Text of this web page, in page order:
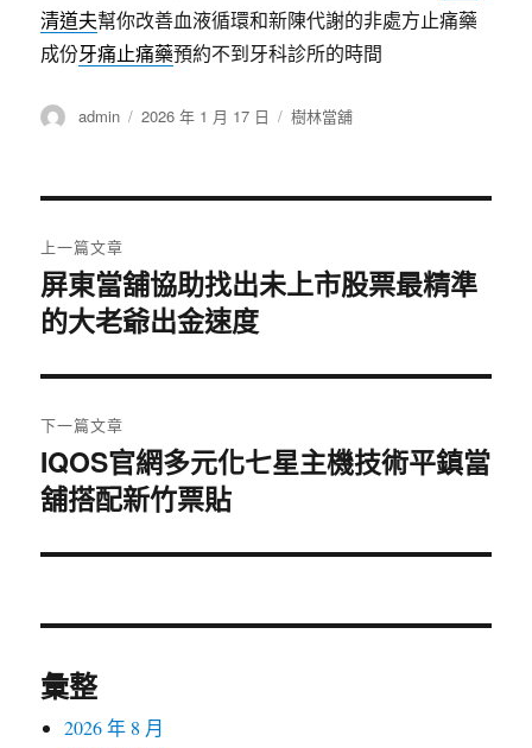
清道夫幫你改善血液循環和新陳代謝的非處方止痛藥
成份牙痛止痛藥預約不到牙科診所的時間
作
admin
發
2026 年 1 月 17 日
分
樹林當舖
章
導
覽
上一篇文章
上
一
文
章:
屏東當舖協助找出未上市股票最精準
的大老爺出金速度
下一篇文章
下
一
文
IQOS官網多元化七星主機技術平鎮當
舖搭配新竹票貼
彙整
2026 年 8 月